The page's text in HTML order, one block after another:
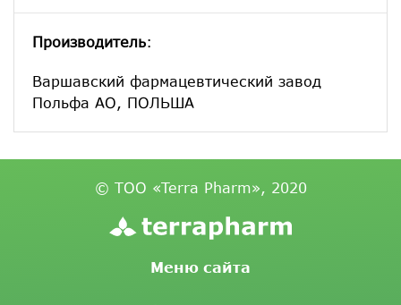
Производитель:
Варшавский фармацевтический завод
Польфа АО, ПОЛЬША
© ТОО «Terra Pharm», 2020
Меню сайта